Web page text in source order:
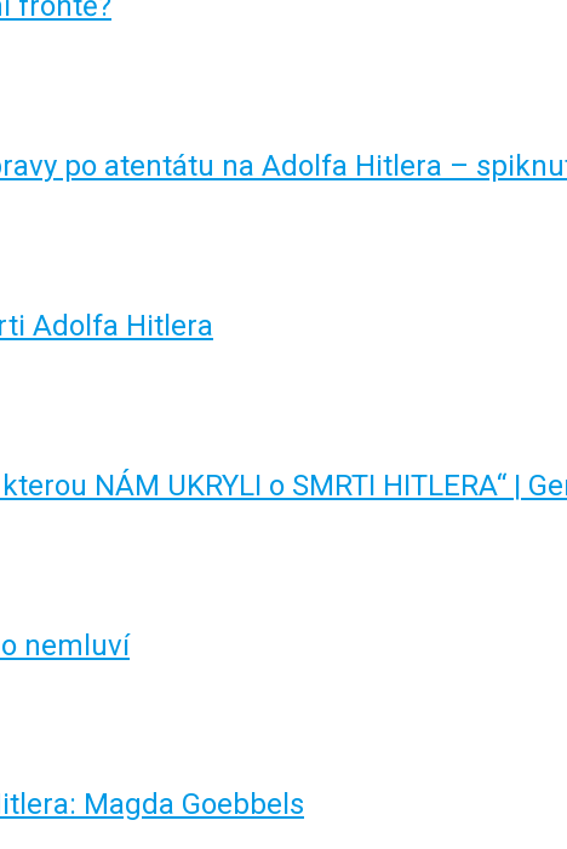
po atentátu na Adolfa Hitlera –
Adolfa Hitlera
NÁM UKRYLI o SMRTI HITLERA“ |
nemluví
Magda Goebbels